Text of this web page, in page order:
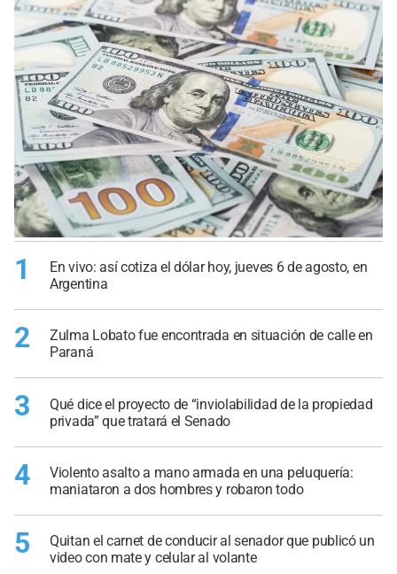
1
En vivo: así cotiza el dólar hoy, jueves 6 de agosto, en
Argentina
2
Zulma Lobato fue encontrada en situación de calle en
Paraná
3
Qué dice el proyecto de “inviolabilidad de la propiedad
privada” que tratará el Senado
4
Violento asalto a mano armada en una peluquería:
maniataron a dos hombres y robaron todo
5
Quitan el carnet de conducir al senador que publicó un
video con mate y celular al volante